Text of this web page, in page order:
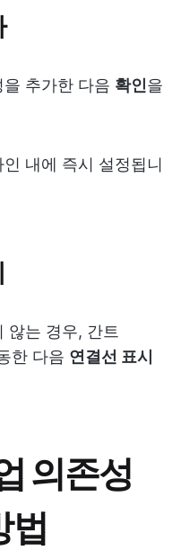
추가한 다음 확인을
내에 즉시 설정됩니
않는 경우, 간트
한 다음 연결선 표시
의존성
법